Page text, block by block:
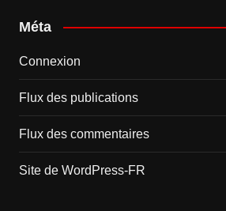
Méta
Connexion
Flux des publications
Flux des commentaires
Site de WordPress-FR